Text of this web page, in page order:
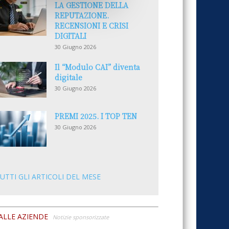
LA GESTIONE DELLA
REPUTAZIONE.
RECENSIONI E CRISI
DIGITALI
30 Giugno 2026
Il “Modulo CAI” diventa
digitale
30 Giugno 2026
PREMI 2025. I TOP TEN
30 Giugno 2026
GLI ARTICOLI DEL MESE
AZIENDE Notizie sponsorizzate